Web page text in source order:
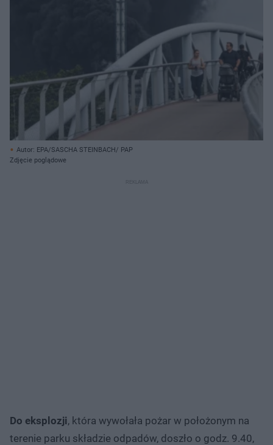
Autor: EPA/SASCHA STEINBACH/ PAP
Zdjęcie poglądowe
Do eksplozji, która wywołała pożar w położonym na
terenie parku składzie odpadów, doszło o godz. 9.40,